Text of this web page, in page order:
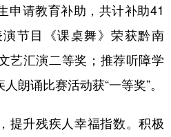
申请教育补助，共计补助41
节目《课桌舞》荣获黔南
艺汇演二等奖；推荐听障学
朗诵比赛活动获“一等奖”。
升残疾人幸福指数。积极